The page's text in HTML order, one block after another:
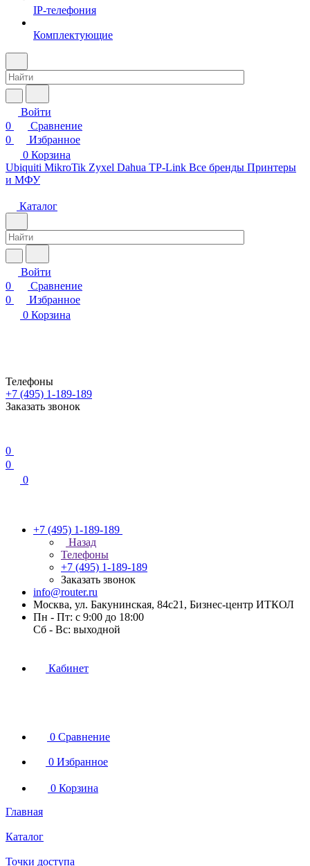
IP-телефония
Комплектующие
Войти
0
Сравнение
0
Избранное
0 Корзина
Ubiquiti MikroTik Zyxel Dahua TP-Link Все бренды Принтеры
и МФУ
Каталог
Войти
0
Сравнение
0
Избранное
0 Корзина
Телефоны
+7 (495) 1-189-189
Заказать звонок
0
0
0
+7 (495) 1-189-189
Назад
Телефоны
+7 (495) 1-189-189
Заказать звонок
info@router.ru
Москва, ул. Бакунинская, 84с21, Бизнес-центр ИТКОЛ
Пн - Пт: с 9:00 до 18:00
Cб - Вс: выходной
Кабинет
0 Сравнение
0 Избранное
0 Корзина
Главная
Каталог
Точки доступа